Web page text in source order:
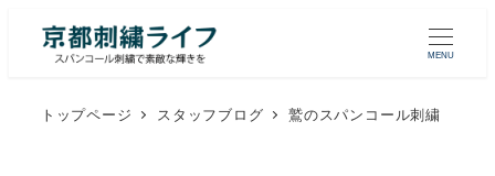
MENU
トップページ スタッフブログ 鷲のスパンコール刺繍